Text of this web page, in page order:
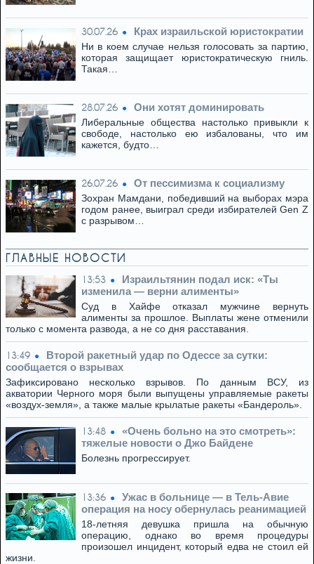
30.07.26 Крах израильской юристократии
Ни в коем случае нельзя голосовать за партию,
которая защищает юристократическую гниль.
Такая…
28.07.26 Они хотят доминировать
Либеральные общества настолько привыкли к
свободе, настолько ею избалованы, что им
кажется, будто…
26.07.26 От пессимизма к социализму
Зохран Мамдани, победивший на выборах мэра
годом ранее, выиграл среди избирателей Gen Z
с разрывом…
ГЛАВНЫЕ НОВОСТИ
13:53
Израильтянин подал иск: «Ты
изменила — верни алименты»
Суд в Хайфе отказал мужчине вернуть
алименты за прошлое. Выплаты жене отменили
только с момента развода, а не со дня расставания.
13:49
Второй ракетный удар по Одессе за сутки:
сообщается о взрывах
Зафиксировано несколько взрывов. По данным ВСУ, из
акватории Черного моря были выпущены управляемые ракеты
«воздух-земля», а также малые крылатые ракеты «Бандероль».
13:48
«Очень больно на это смотреть»:
тяжелые новости о Джо Байдене
Болезнь прогрессирует.
13:36
Ужас в больнице — в Тель-Авие
операция на носу обернулась реанимацией
18-летняя девушка пришла на обычную
операцию, однако во время процедуры
произошел инцидент, который едва не стоил ей
жизни.